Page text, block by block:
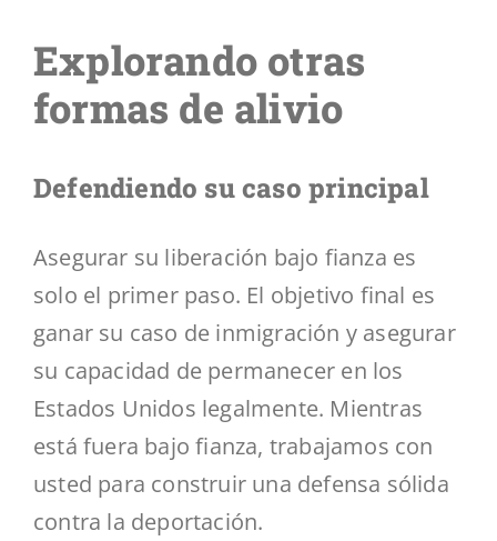
Explorando otras
formas de alivio
Defendiendo su caso principal
Asegurar su liberación bajo fianza es
solo el primer paso. El objetivo final es
ganar su caso de inmigración y asegurar
su capacidad de permanecer en los
Estados Unidos legalmente. Mientras
está fuera bajo fianza, trabajamos con
usted para construir una defensa sólida
contra la deportación.